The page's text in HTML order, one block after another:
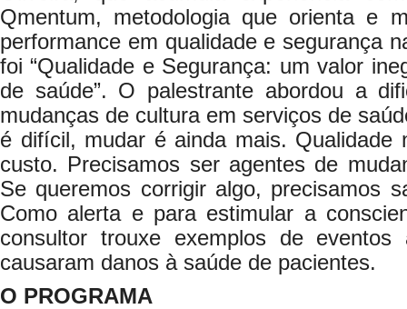
Qmentum, metodologia que orienta e
performance em qualidade e segurança
foi “Qualidade e Segurança: um valor
de saúde”. O palestrante abordou a
mudanças de cultura em serviços de
é difícil, mudar é ainda mais. Qualidade
custo. Precisamos ser agentes de
Se queremos corrigir algo, precisamos
Como alerta e para estimular a
consultor trouxe exemplos de eventos
causaram danos à saúde de pacientes.
O PROGRAMA